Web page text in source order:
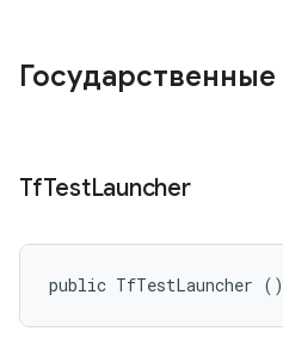
TfTestLauncher
public TfTestLauncher ()